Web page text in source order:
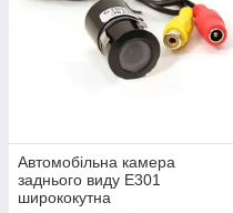
Автомобільна камера
заднього виду E301
ширококутна